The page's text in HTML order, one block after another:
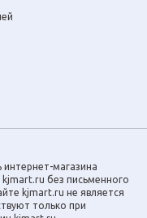
магазина
без письменного
kjmart.ru не является
только при